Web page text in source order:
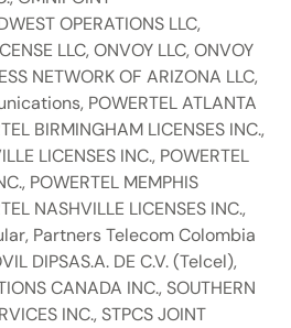
OPERATIONS LLC,
LLC, ONVOY LLC, ONVOY
NETWORK OF ARIZONA LLC,
POWERTEL ATLANTA
BIRMINGHAM LICENSES INC.,
LICENSES INC., POWERTEL
POWERTEL MEMPHIS
NASHVILLE LICENSES INC.,
Partners Telecom Colombia
DIPSAS.A. DE C.V. (Telcel),
CANADA INC., SOUTHERN
INC., STPCS JOINT